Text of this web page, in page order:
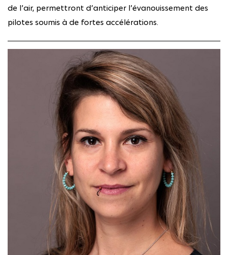
de l’air, permettront d’anticiper l’évanouissement des
pilotes soumis à de fortes accélérations.